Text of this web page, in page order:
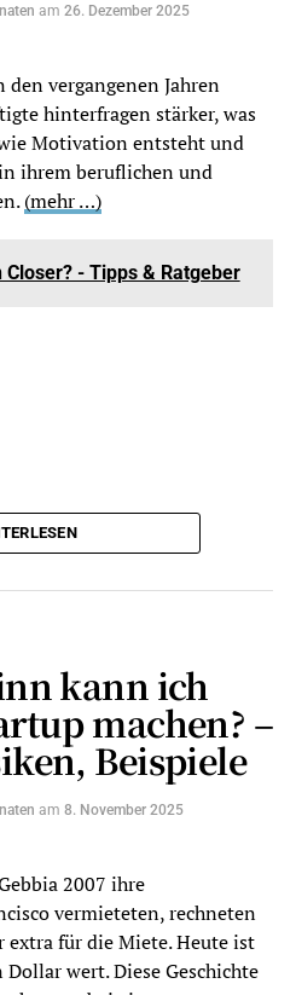
Vertrauen und können die
für einen Betrieb stark
Leistung sollte klar erklärt
mit Ort, Problem, Lösung, Ablauf,
Referenzen, Fotos, echte
für Handwerker so
hat, eine neue
streichen lassen
in der Nähe. Genau hier
darüber, ob ein Betrieb
kommt.
Ergebnisse vor allem
und Bekanntheit
bedeutet das: Google
ein Betrieb
warumer vertrauenswürdig
am 26. Dezember 2025
vergangenen Jahren
hinterfragen stärker, was
Motivation entsteht und
ihrem beruflichen und
(mehr …)
Closer? - Tipps & Ratgeber
kann ich
machen? –
Beispiele
am 8. November 2025
2007 ihre
vermieteten, rechneten
für die Miete. Heute ist
wert. Diese Geschichte